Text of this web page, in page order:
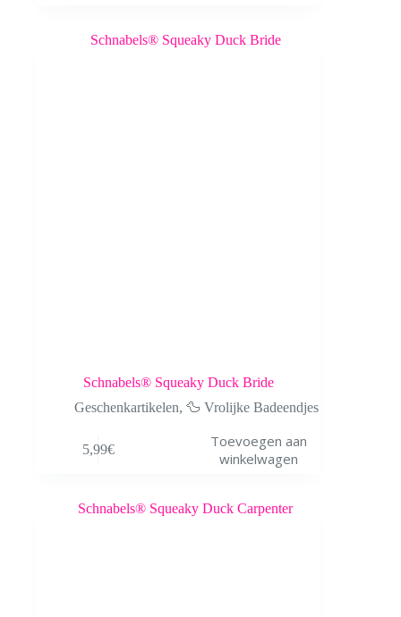
Schnabels® Squeaky Duck Bride
Geschenkartikelen, 🦆 Vrolijke Badeendjes
5,99€
Toevoegen aan
winkelwagen